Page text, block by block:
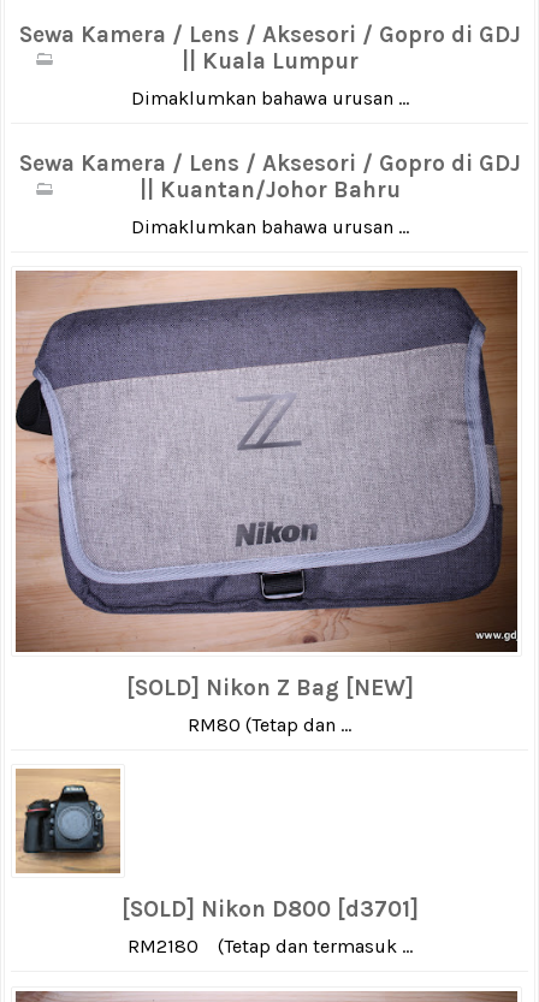
Sewa Kamera / Lens / Aksesori / Gopro di GDJ
|| Kuala Lumpur
Dimaklumkan bahawa urusan ...
Sewa Kamera / Lens / Aksesori / Gopro di GDJ
|| Kuantan/Johor Bahru
Dimaklumkan bahawa urusan ...
[SOLD] Nikon Z Bag [NEW]
RM80 (Tetap dan ...
[SOLD] Nikon D800 [d3701]
RM2180 (Tetap dan termasuk ...